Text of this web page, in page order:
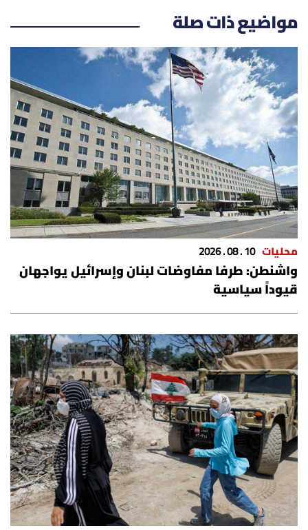
مواضيع ذات صلة
محليات 10 . 08 . 2026
واشنطن: طرفا مفاوضات لبنان وإسرائيل يواجهان
قيوداً سياسية